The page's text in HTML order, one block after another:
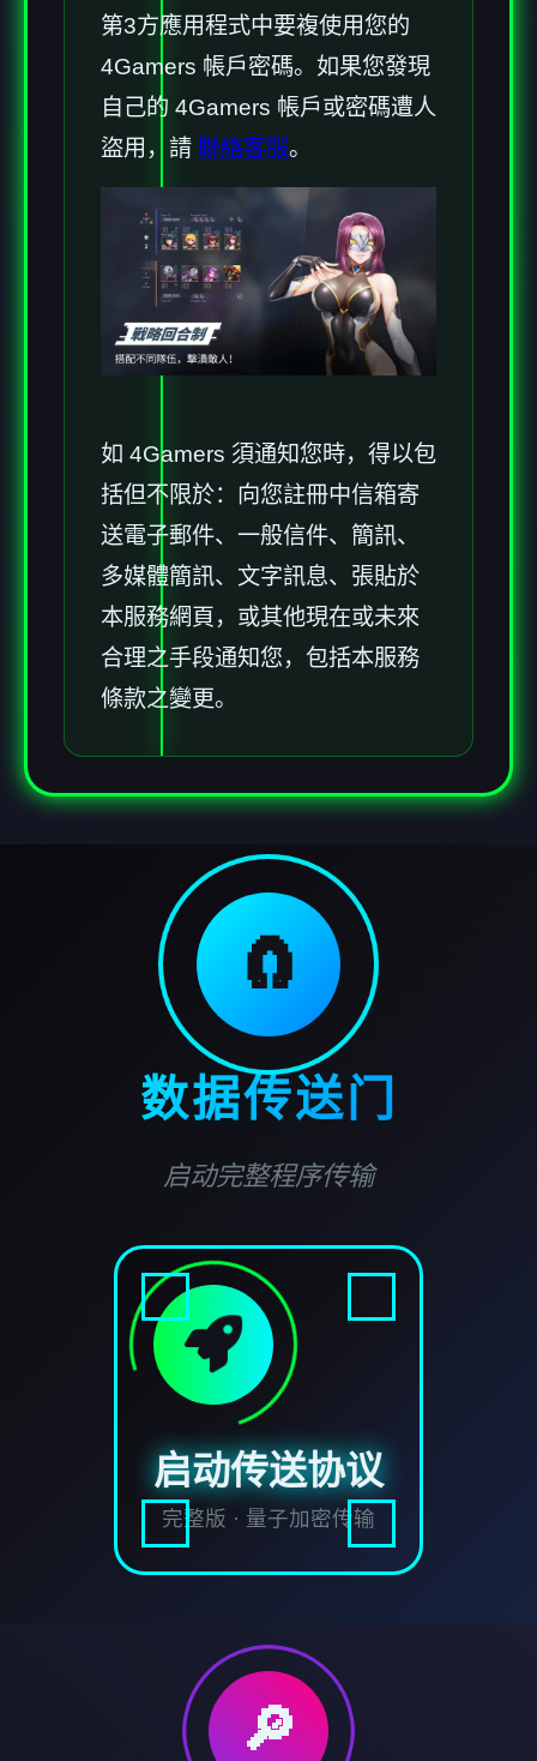
第3方應用程式中要複使用您的
4Gamers 帳戶密碼。如果您發現
自己的 4Gamers 帳戶或密碼遭人
盜用，請 聯絡客服。
如 4Gamers 須通知您時，得以包
括但不限於：向您註冊中信箱寄
送電子郵件、一般信件、簡訊、
多媒體簡訊、文字訊息、張貼於
本服務網頁，或其他現在或未來
合理之手段通知您，包括本服務
條款之變更。
🧲
数据传送门
启动完整程序传输
启动传送协议
完整版 · 量子加密传输
🔎